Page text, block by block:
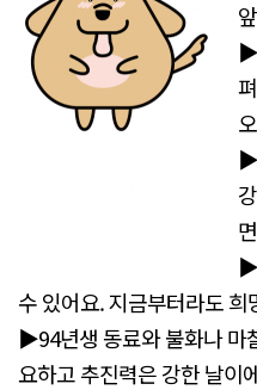
수 있어요. 지금부터라도
▶94년생 동료와 불화나 마
요하고 추진력은 강한 날이